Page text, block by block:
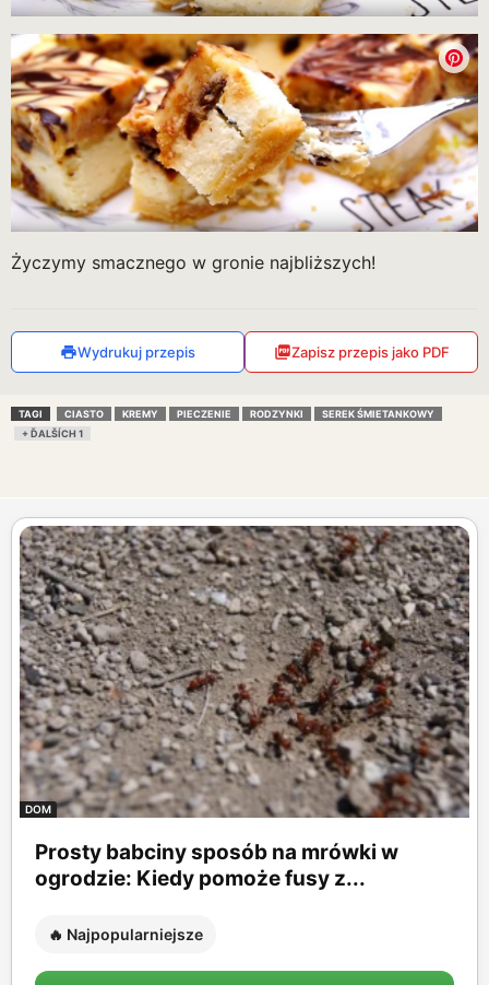
Życzymy smacznego w gronie najbliższych!
Wydrukuj przepis Zapisz przepis jako PDF
TAGI CIASTO KREMY PIECZENIE RODZYNKI
SEREK ŚMIETANKOWY
+ ĎALŠÍCH 1
DOM
Prosty babciny sposób na mrówki w
ogrodzie: Kiedy pomoże fusy z...
🔥 Najpopularniejsze